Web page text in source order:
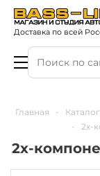
Доставка по всей
Главная - Каталог
-
2х-
2х-